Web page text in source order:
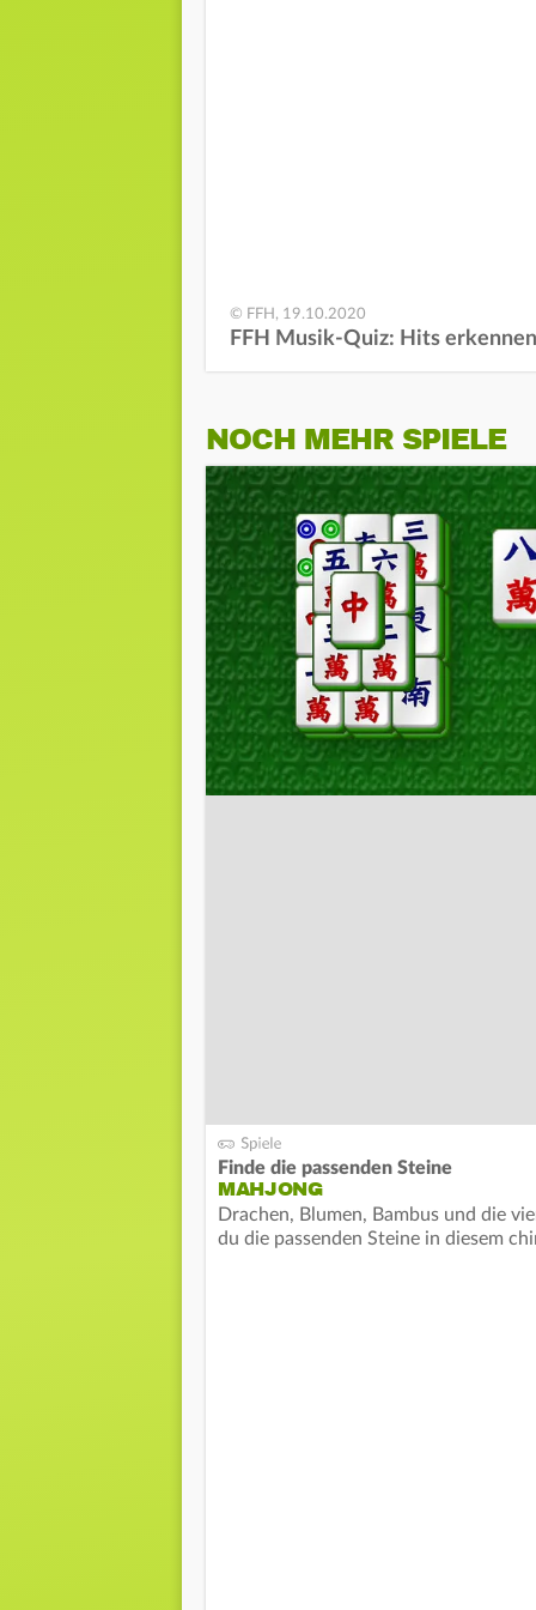
© FFH, 19.10.2020
FFH Musik-Quiz: Hits
NOCH MEHR SPIELE
Finde die passenden Steine
MAHJONG
Drachen, Blumen, Bambus und die
du die passenden Steine in diesem